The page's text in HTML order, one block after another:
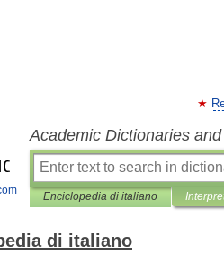
Academic Dictionaries
Enciclopedia di italiano
di italiano